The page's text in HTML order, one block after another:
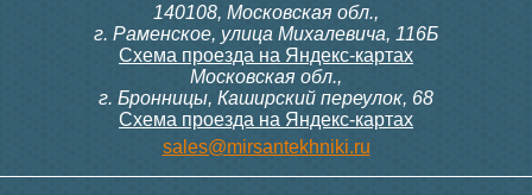
Конвектор ITT.080.200.1000
с решеткой GRILL.SGW-20-
Конвектор ITT.080.200.900 с
решеткой GRILL.SGA-20-
3 950 6 000
140108, Московская обл.,
г. Раменское, улица Михалевича, 116Б
Схема проезда на Яндекс-картах
Московская обл.,
г. Бронницы, Каширский переулок, 68
Схема проезда на Яндекс-картах
sales@mirsantekhniki.ru